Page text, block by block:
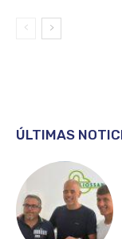
ÚLTIMAS